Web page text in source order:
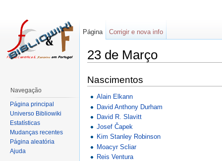
23 de Março
Nascimentos
Alain Elkann
David Anthony Durham
David R. Slavitt
Josef Čapek
Kim Stanley Robinson
Moacyr Scliar
Reis Ventura
Página Corrigir e nova info
Navegação
Página principal
Universo Bibliowiki
Estatísticas
Mudanças recentes
Página aleatória
Ajuda